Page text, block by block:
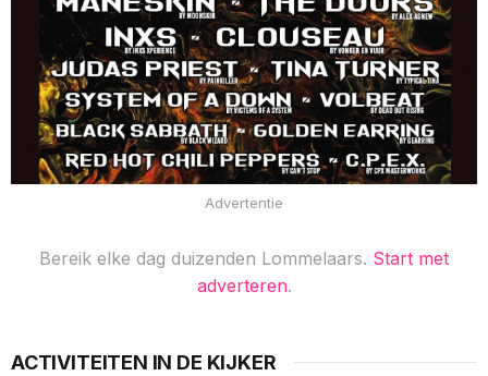
Advertentie
Bereik elke dag duizenden Lommelaars. Start met
adverteren.
ACTIVITEITEN IN DE KIJKER